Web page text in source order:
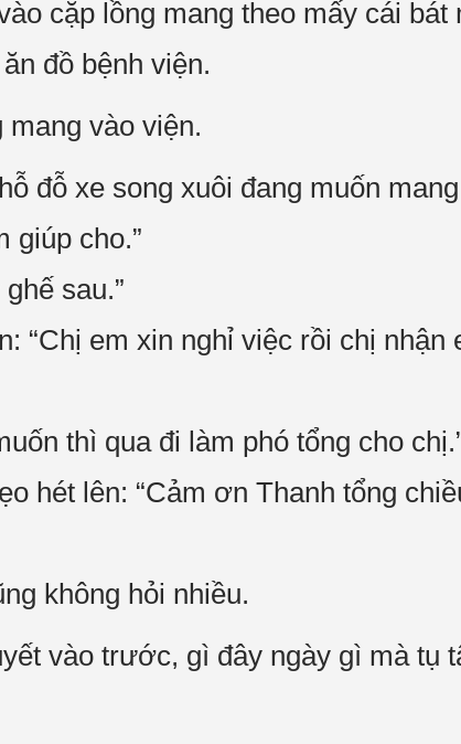
cặp lồng mang theo mấy cái bát
đồ bệnh viện.
vào viện.
đỗ xe song xuôi đang muốn
giúp cho.”
sau.”
“Chị em xin nghỉ việc rồi chị nhận
thì qua đi làm phó tổng cho
hét lên: “Cảm ơn Thanh tổng
không hỏi nhiều.
vào trước, gì đây ngày gì mà tụ